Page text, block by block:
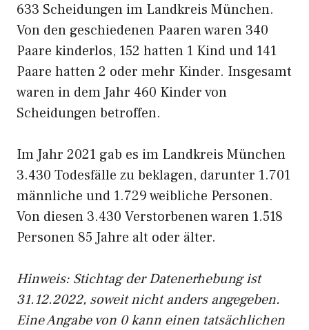
633 Scheidungen im Landkreis München.
Von den geschiedenen Paaren waren 340
Paare kinderlos, 152 hatten 1 Kind und 141
Paare hatten 2 oder mehr Kinder. Insgesamt
waren in dem Jahr 460 Kinder von
Scheidungen betroffen.
Im Jahr 2021 gab es im Landkreis München
3.430 Todesfälle zu beklagen, darunter 1.701
männliche und 1.729 weibliche Personen.
Von diesen 3.430 Verstorbenen waren 1.518
Personen 85 Jahre alt oder älter.
Hinweis: Stichtag der Datenerhebung ist
31.12.2022, soweit nicht anders angegeben.
Eine Angabe von 0 kann einen tatsächlichen